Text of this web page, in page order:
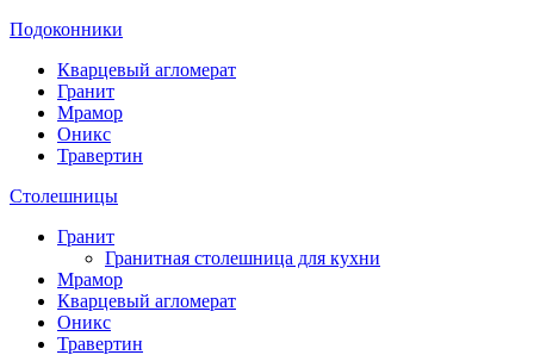
Подоконники
Кварцевый агломерат
Гранит
Мрамор
Оникс
Травертин
Столешницы
Гранит
Гранитная столешница для кухни
Мрамор
Кварцевый агломерат
Оникс
Травертин